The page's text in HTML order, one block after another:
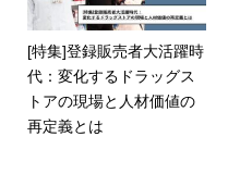
[特集]登録販売者大活躍時
代：変化するドラッグス
トアの現場と人材価値の
再定義とは